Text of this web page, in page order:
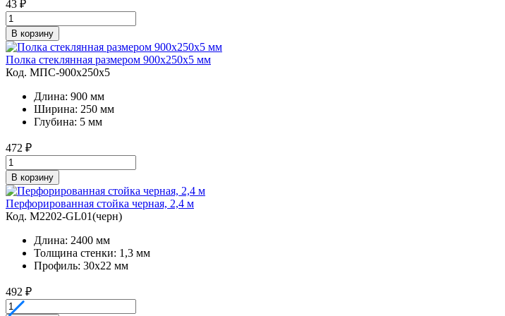
43 ₽
В корзину
Полка стеклянная размером 900х250х5 мм
Код. MПС-900х250х5
Длина: 900 мм
Ширина: 250 мм
Глубина: 5 мм
472 ₽
В корзину
Перфорированная стойка черная, 2,4 м
Код. M2202-GL01(черн)
Длина: 2400 мм
Толщина стенки: 1,3 мм
Профиль: 30х22 мм
492 ₽